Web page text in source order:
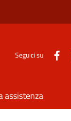
Seguici su
assistenza